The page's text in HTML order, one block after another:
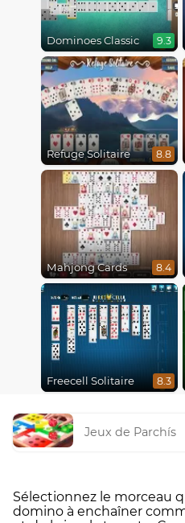
Dominoes Classic 9.3
Refuge Solitaire 8.8
Mahjong Cards 8.4
Freecell Solitaire 8.3
Jeux de Parchís
Sélectionnez le morceau
domino à enchaîner